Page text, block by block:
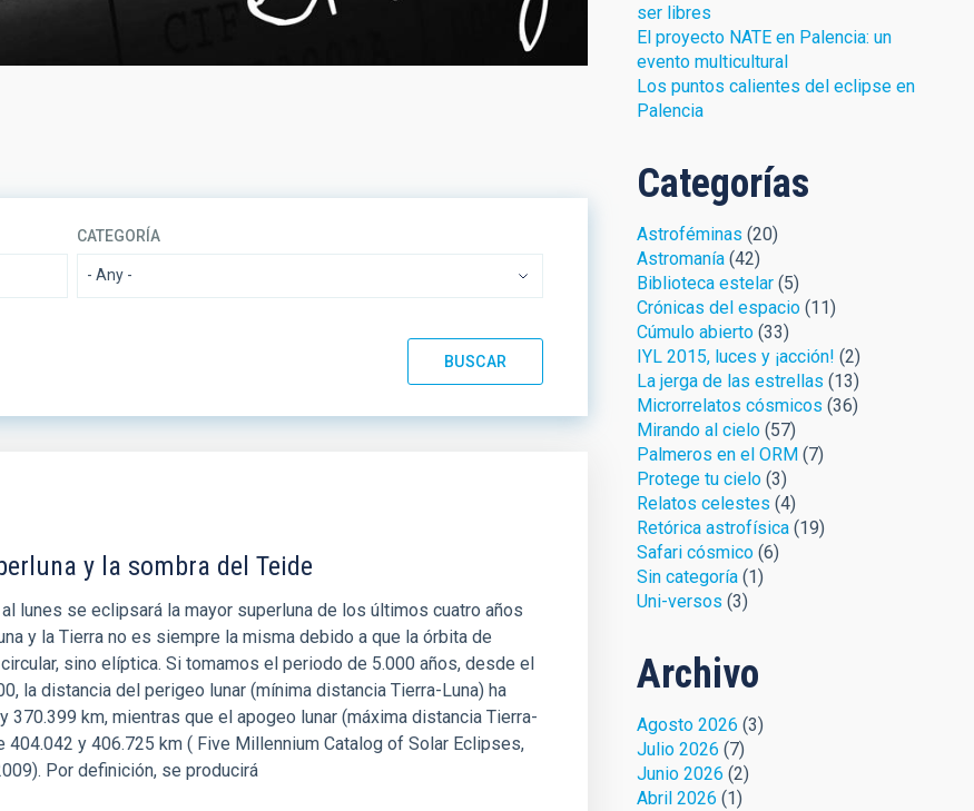
CATEGORÍA
y la sombra del Teide
lunes se eclipsará la mayor superluna de los últimos cuatro años
y la Tierra no es siempre la misma debido a que la órbita de
sino elíptica. Si tomamos el periodo de 5.000 años, desde el
la distancia del perigeo lunar (mínima distancia Tierra-Luna) ha
370.399 km, mientras que el apogeo lunar (máxima distancia Tierra-
404.042 y 406.725 km ( Five Millennium Catalog of Solar Eclipses,
Por definición, se producirá
ser libres
El proyecto NATE en Palencia: un
evento multicultural
Los puntos calientes del eclipse en
Palencia
Categorías
Astroféminas (20)
Astromanía(42)
Biblioteca estelar(5)
Crónicas del espacio(11)
Cúmulo abierto(33)
IYL 2015, luces y ¡acción! (2)
La jerga de las estrellas (13)
Microrrelatos cósmicos (36)
Mirando al cielo(57)
Palmeros en el ORM(7)
Protege tu cielo(3)
Relatos celestes (4)
Retórica astrofísica(19)
Safari cósmico(6)
Sin categoría(1)
Uni-versos (3)
Archivo
Agosto 2026 (3)
Julio 2026 (7)
Junio 2026 (2)
Abril 2026 (1)